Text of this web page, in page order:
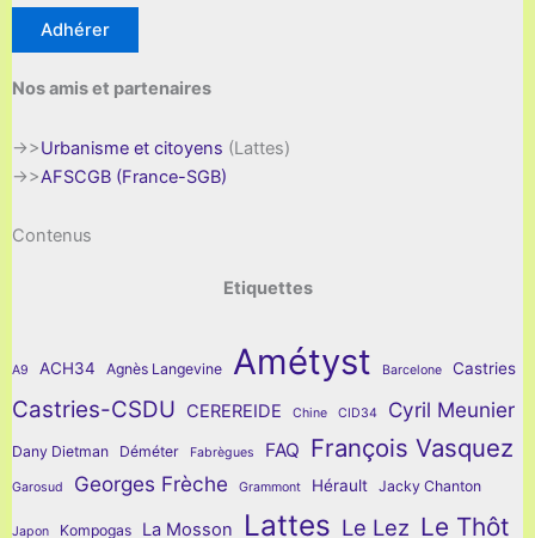
Adhérer
Nos amis et partenaires
->>Urbanisme et citoyens (Lattes)
->>AFSCGB (France-SGB)
Contenus
Etiquettes
A9 ACH34 Agnès Langevine Amétyst Barcelone Castries
Castries-CSDU CEREREIDE Chine CID34 Cyril Meunier
Dany Dietman Déméter Fabrègues FAQ François Vasquez
Garosud Georges Frèche Grammont Hérault Jacky Chanton
Japon Kompogas La Mosson Lattes Le Lez Le Thôt